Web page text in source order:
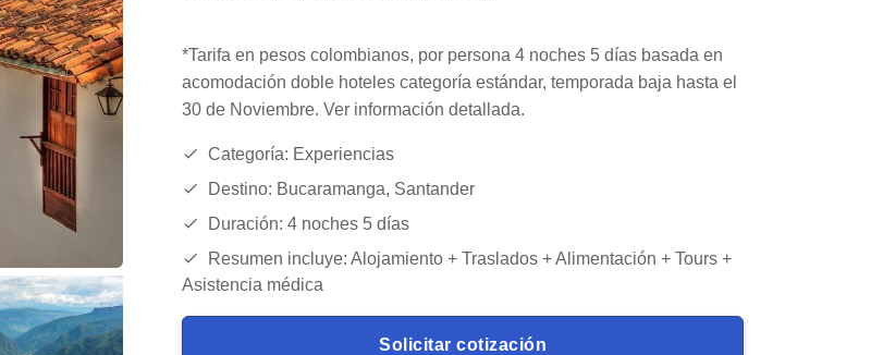
*Tarifa en pesos colombianos, por persona 4 noches 5 días basada en
acomodación doble hoteles categoría estándar, temporada baja hasta el
30 de Noviembre. Ver información detallada.
Categoría: Experiencias
Destino: Bucaramanga, Santander
Duración: 4 noches 5 días
Resumen incluye: Alojamiento + Traslados + Alimentación + Tours +
Asistencia médica
Solicitar cotización